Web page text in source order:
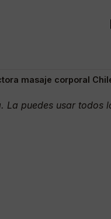
masaje corporal
puedes usar todos